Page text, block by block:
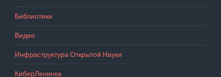
Библиотеки
Видео
Инфраструктура Открытой Науки
КиберЛенинка